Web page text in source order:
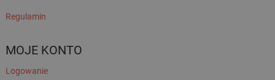
Regulamin
MOJE KONTO
Logowanie